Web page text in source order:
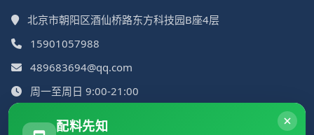
北京市朝阳区酒仙桥路东方科技园B座4层
15901057988
489683694@qq.com
周一至周日 9:00-21:00
配料先知